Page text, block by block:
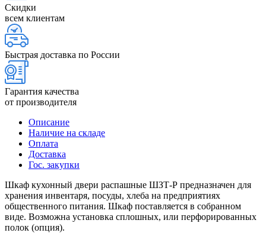
Скидки
всем клиентам
Быстрая доставка по России
Гарантия качества
от производителя
Описание
Наличие на складе
Оплата
Доставка
Гос. закупки
Шкаф кухонный двери распашные ШЗТ-Р предназначен для
хранения инвентаря, посуды, хлеба на предприятиях
общественного питания. Шкаф поставляется в собранном
виде. Возможна установка сплошных, или перфорированных
полок (опция).